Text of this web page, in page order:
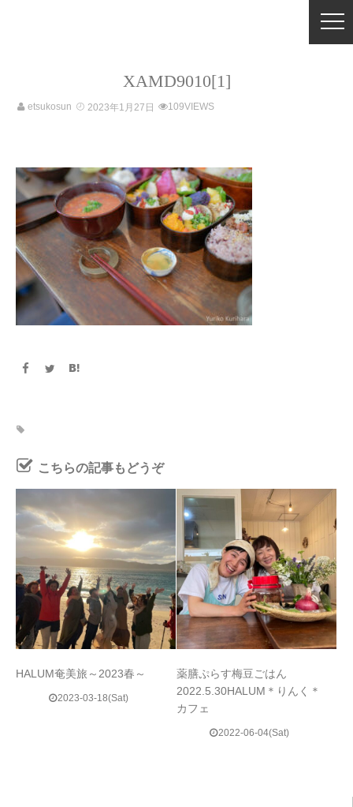
XAMD9010[1]
etsukosun 2023年1月27日 109VIEWS
こちらの記事もどうぞ
HALUM奄美旅～2023春～
2023-03-18(Sat)
薬膳ぷらす梅豆ごはん
2022.5.30HALUM＊りんく＊
カフェ
2022-06-04(Sat)